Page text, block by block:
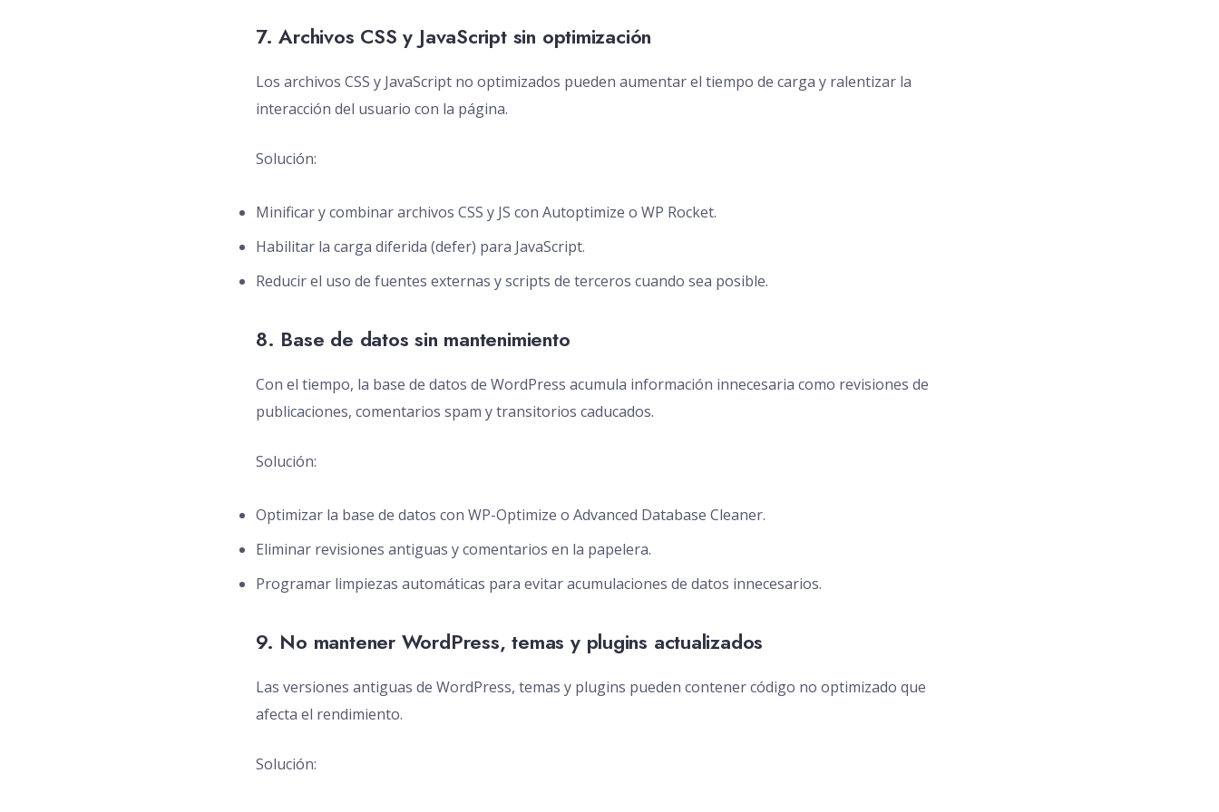
7. Archivos CSS y JavaScript sin optimización
Los archivos CSS y JavaScript no optimizados pueden aumentar el tiempo de carga y ralentizar la
interacción del usuario con la página.
Solución:
Minificar y combinar archivos CSS y JS con Autoptimize o WP Rocket.
Habilitar la carga diferida (defer) para JavaScript.
Reducir el uso de fuentes externas y scripts de terceros cuando sea posible.
8. Base de datos sin mantenimiento
Con el tiempo, la base de datos de WordPress acumula información innecesaria como revisiones de
publicaciones, comentarios spam y transitorios caducados.
Solución:
Optimizar la base de datos con WP-Optimize o Advanced Database Cleaner.
Eliminar revisiones antiguas y comentarios en la papelera.
Programar limpiezas automáticas para evitar acumulaciones de datos innecesarios.
9. No mantener WordPress, temas y plugins actualizados
Las versiones antiguas de WordPress, temas y plugins pueden contener código no optimizado que
afecta el rendimiento.
Solución: